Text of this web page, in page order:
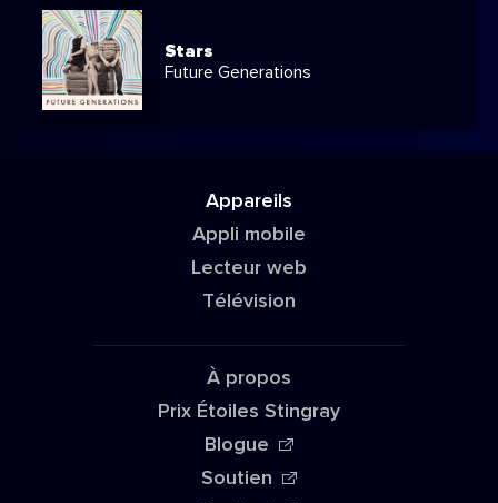
Stars
Future Generations
Appareils
Appli mobile
Lecteur web
Télévision
À propos
Prix Étoiles Stingray
Blogue
Soutien